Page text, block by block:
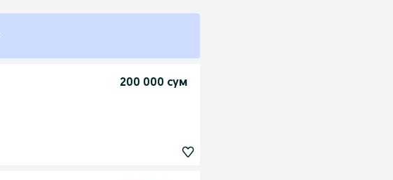
200 000 сум